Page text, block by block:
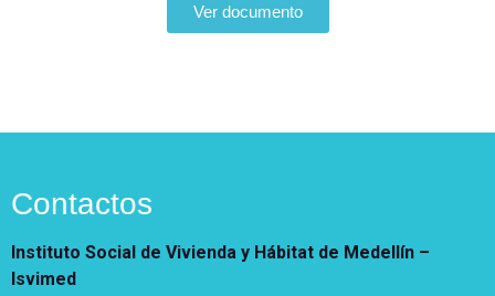
Directorio de servidores
A+ A A-
Contraste
Centro de relevo
Ver documento
Contactos
Instituto Social de Vivienda y Hábitat de Medellín –
Isvimed